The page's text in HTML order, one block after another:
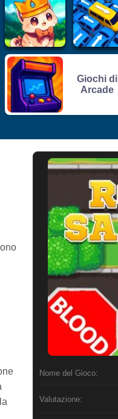
Nome del Gioco:
Valutazione:
Giochi di
Arcade